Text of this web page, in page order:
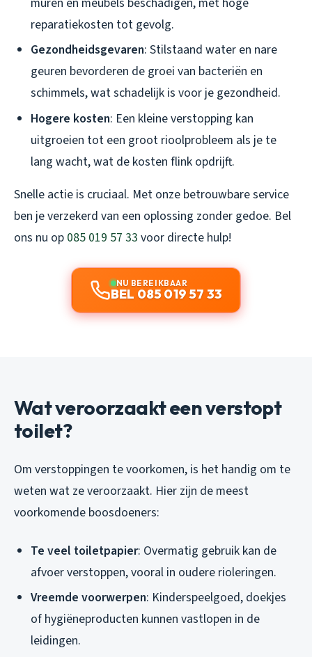
reparatiekosten tot gevolg.
Gezondheidsgevaren: Stilstaand water en nare
geuren bevorderen de groei van bacteriën en
schimmels, wat schadelijk is voor je gezondheid.
Hogere kosten: Een kleine verstopping kan
uitgroeien tot een groot rioolprobleem als je te
lang wacht, wat de kosten flink opdrijft.
Snelle actie is cruciaal. Met onze betrouwbare service
ben je verzekerd van een oplossing zonder gedoe. Bel
ons nu op 085 019 57 33 voor directe hulp!
NU BEREIKBAAR
BEL 085 019 57 33
Wat veroorzaakt een verstopt
toilet?
Om verstoppingen te voorkomen, is het handig om te
weten wat ze veroorzaakt. Hier zijn de meest
voorkomende boosdoeners:
Te veel toiletpapier: Overmatig gebruik kan de
afvoer verstoppen, vooral in oudere rioleringen.
Vreemde voorwerpen: Kinderspeelgoed, doekjes
of hygiëneproducten kunnen vastlopen in de
leidingen.